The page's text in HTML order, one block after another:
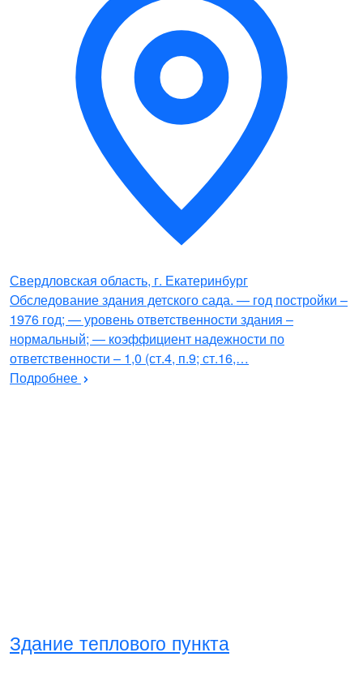
Свердловская область, г. Екатеринбург
Обследование здания детского сада. — год постройки –
1976 год; — уровень ответственности здания –
нормальный; — коэффициент надежности по
ответственности – 1,0 (ст.4, п.9; ст.16,…
Подробнее
Здание теплового пункта